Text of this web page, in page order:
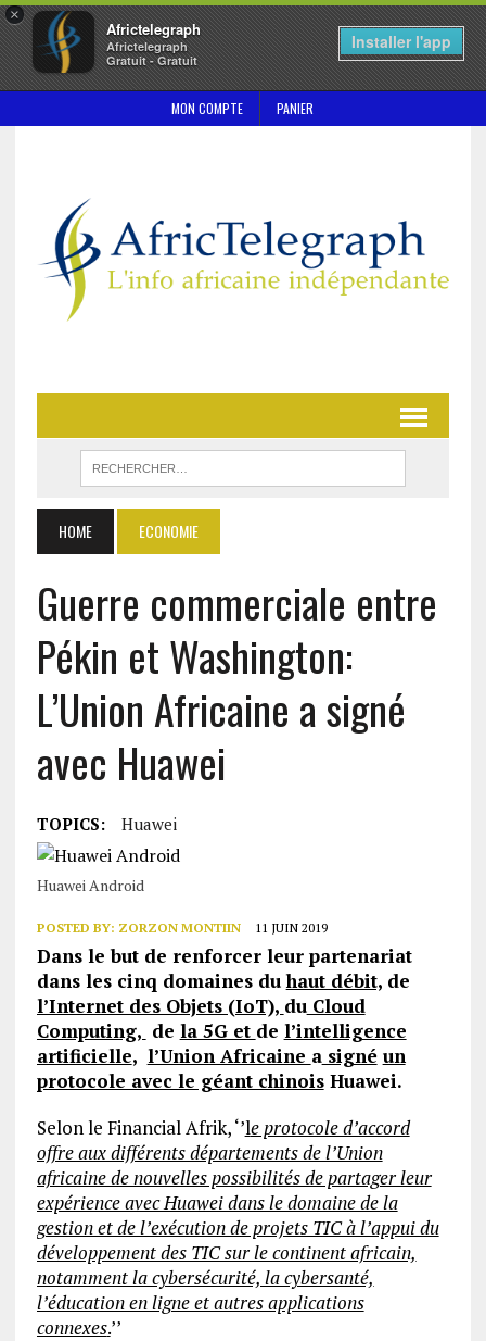
×
Africtelegraph
Africtelegraph
Gratuit - Gratuit
Installer l'app
MON COMPTE PANIER
HOME ECONOMIE
Guerre commerciale entre
Pékin et Washington:
L’Union Africaine a signé
avec Huawei
TOPICS: Huawei
Huawei Android
POSTED BY: ZORZON MONTIIN 11 JUIN 2019
Dans le but de renforcer leur partenariat
dans les cinq domaines duhaut débit,de
l’Internet des Objets (IoT), duCloud
Computing, de la 5G et de l’intelligence
artificielle, l’Union Africaine asigné un
protocole avec le géant chinoisHuawei.
Selon le Financial Afrik, ‘’le protocole d’accord
offre aux différents départements de l’Union
africaine de nouvelles possibilités de partager leur
expérience avec Huawei dans le domaine de la
gestion et de l’exécution de projets TIC à l’appui du
développement des TIC sur le continent africain,
notamment la cybersécurité, la cybersanté,
l’éducation en ligne et autres applications
connexes.’’